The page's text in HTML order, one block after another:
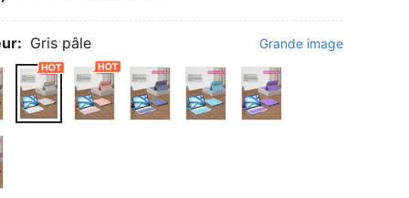
Gris pâle Grande image